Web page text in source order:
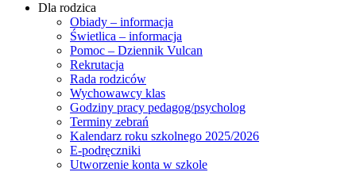
Dla rodzica
Obiady – informacja
Świetlica – informacja
Pomoc – Dziennik Vulcan
Rekrutacja
Rada rodziców
Wychowawcy klas
Godziny pracy pedagog/psycholog
Terminy zebrań
Kalendarz roku szkolnego 2025/2026
E-podręczniki
Utworzenie konta w szkole